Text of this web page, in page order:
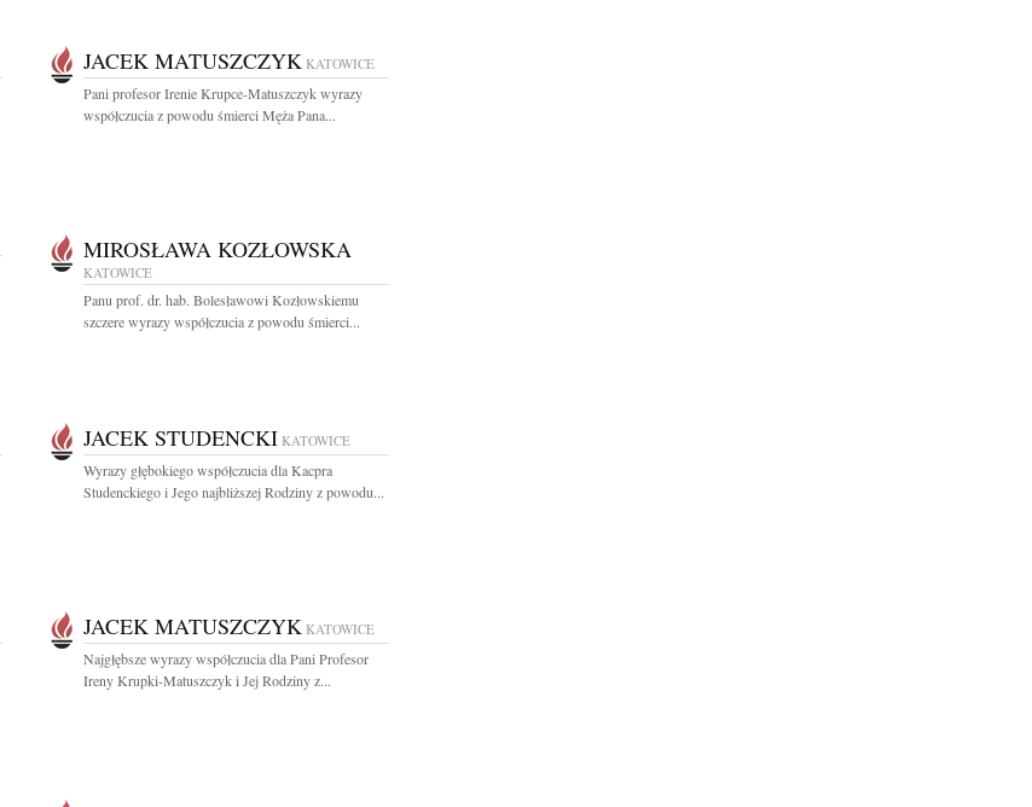
JACEK MATUSZCZYK KATOWICE
Pani profesor Irenie Krupce-Matuszczyk wyrazy
współczucia z powodu śmierci Męża Pana...
MIROSŁAWA KOZŁOWSKA
KATOWICE
Panu prof. dr. hab. Bolesławowi Kozłowskiemu
szczere wyrazy współczucia z powodu śmierci...
JACEK STUDENCKI KATOWICE
Wyrazy głębokiego współczucia dla Kacpra
Studenckiego i Jego najbliższej Rodziny z powodu...
JACEK MATUSZCZYK KATOWICE
Najgłębsze wyrazy współczucia dla Pani Profesor
Ireny Krupki-Matuszczyk i Jej Rodziny z...